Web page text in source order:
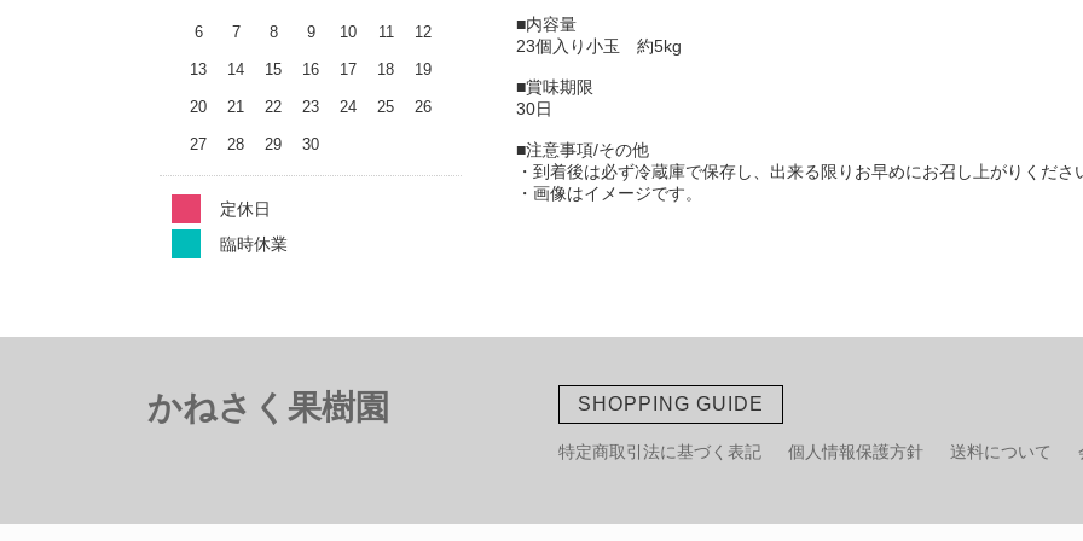
■内容量
23個入り小玉 約5kg
■賞味期限
30日
■注意事項/その他
・到着後は必ず冷蔵庫で保存し、出来る限りお早めにお召し上がりくださ
・画像はイメージです。
6 7 8 9 10 11 12
13 14 15 16 17 18 19
20 21 22 23 24 25 26
27 28 29 30
定休日
臨時休業
SHOPPING GUIDE
特定商取引法に基づく表記 個人情報保護方針 送料について
かねさく果樹園